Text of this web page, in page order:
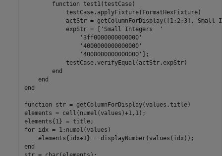
function test1(testCase)
            testCase.applyFixture(FormatHexFixture)
            actStr = getColumnForDisplay([1;2;3],
'Small
            expStr = [
'Small Integers  '
'3ff0000000000000'
'4000000000000000'
'4008000000000000'
];
            testCase.verifyEqual(actStr,expStr)
end
end
end
function str = getColumnForDisplay(values,title)
elements = cell(numel(values)+1,1);
for idx = 1:numel(values)
end